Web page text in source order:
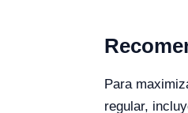
Para
regular,